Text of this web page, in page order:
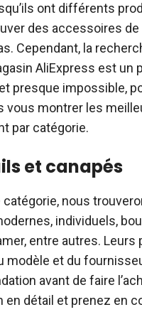
ont différents
des accessoires de
Cependant, la
AliExpress est un
presque impossible,
vous montrer les
par catégorie.
et canapés
catégorie, nous
individuels,
entre autres. Leurs
modèle et du
avant de faire
en détail et prenez en